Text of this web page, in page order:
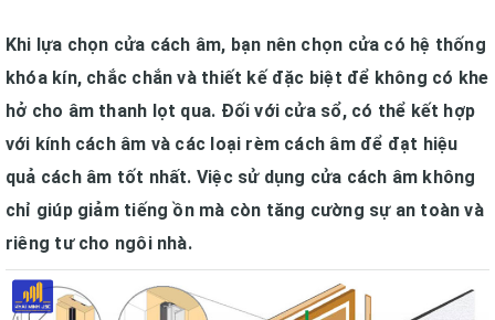
Khi lựa chọn cửa cách âm, bạn nên chọn cửa có hệ thống
khóa kín, chắc chắn và thiết kế đặc biệt để không có khe
hở cho âm thanh lọt qua. Đối với cửa sổ, có thể kết hợp
với kính cách âm và các loại rèm cách âm để đạt hiệu
quả cách âm tốt nhất. Việc sử dụng cửa cách âm không
chỉ giúp giảm tiếng ồn mà còn tăng cường sự an toàn và
riêng tư cho ngôi nhà.